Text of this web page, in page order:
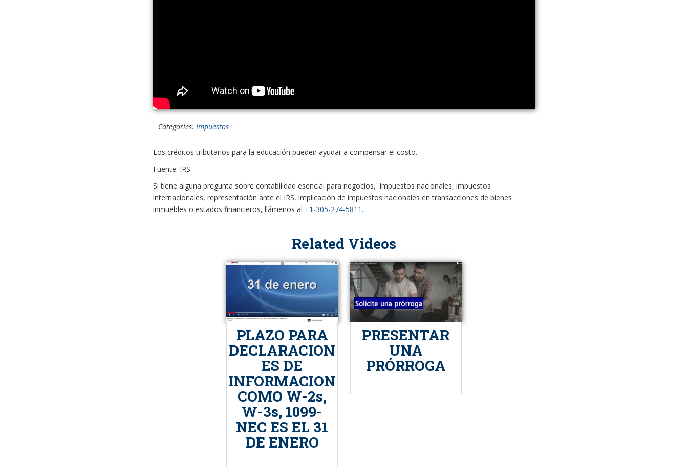
Categories: Impuestos
Los créditos tributarios para la educación pueden ayudar a compensar el costo.
Fuente: IRS
Si tiene alguna pregunta sobre contabilidad esencial para negocios, impuestos nacionales, impuestos
internacionales, representación ante el IRS, implicación de impuestos nacionales en transacciones de bienes
inmuebles o estados financieros, llámenos al +1-305-274-5811.
Related Videos
PLAZO PARA
DECLARACION
ES DE
INFORMACION
COMO W-2s,
W-3s, 1099-
NEC ES EL 31
DE ENERO
PRESENTAR
UNA
PRÓRROGA